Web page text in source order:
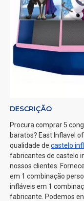
DESCRIÇÃO
Procura comprar 5
baratos? East Inflavel
qualidade de castelo
fabricantes de castelo
nossos clientes.
em 1 combinação
infláveis em 1
fabricante. Podemos